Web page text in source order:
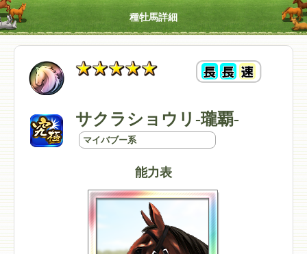
種牡馬詳細
サクラショウリ-瓏覇-
マイバブー系
能力表